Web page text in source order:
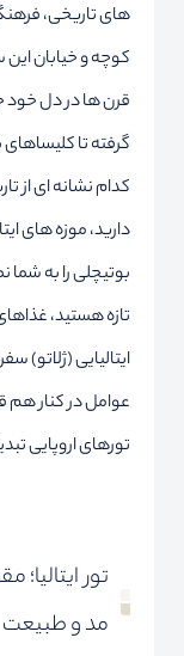
های تاریخی،
کوچه و خیابان
قرن ها در دل خود
گرفته تا
کدام نشانه ای از
دارید، موزه های
بوتیچلی را به
تازه هستید،
ایتالیایی (ژلاتو)
عوامل در کنار هم
تورهای اروپایی
تور
مد و طبیعت